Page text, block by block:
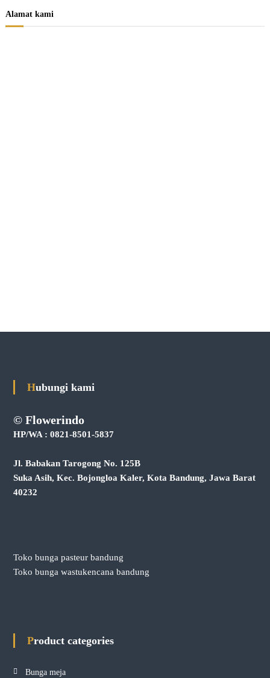
Alamat kami
Hubungi kami
© Flowerindo
HP/WA : 0821-8501-5837
Jl. Babakan Tarogong No. 125B
Suka Asih, Kec. Bojongloa Kaler, Kota Bandung, Jawa Barat
40232
Toko bunga pasteur bandung
Toko bunga wastukencana bandung
Product categories
Bunga meja